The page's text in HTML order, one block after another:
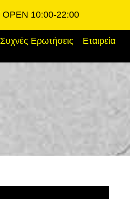
OPEN 10:00-22:00
Συχνές Ερωτήσεις
Εταιρεία